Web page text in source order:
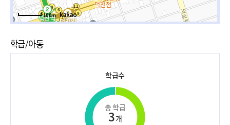
100m
학급/아동
학급수
총 학급
3개